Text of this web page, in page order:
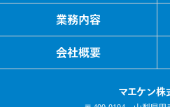
業務内容
会社概要
マエケン株